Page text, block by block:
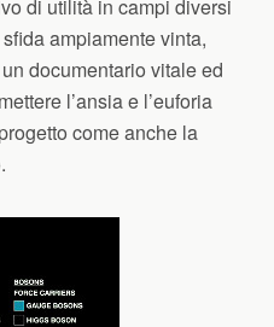
di utilità in campi diversi
ampiamente vinta,
documentario vitale ed
l’ansia e l’euforia
come anche la